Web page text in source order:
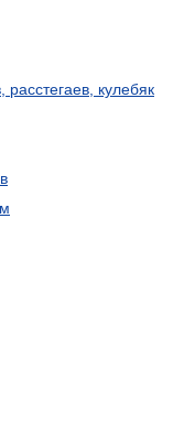
кулебяк